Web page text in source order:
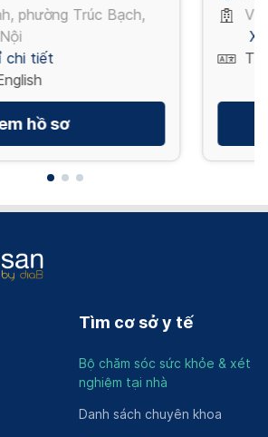
phường Trúc Bạch,
chi tiết
hồ sơ
Tìm cơ sở y tế
Bộ chăm sóc sức khỏe & xét
nghiệm tại nhà
Danh sách chuyên khoa